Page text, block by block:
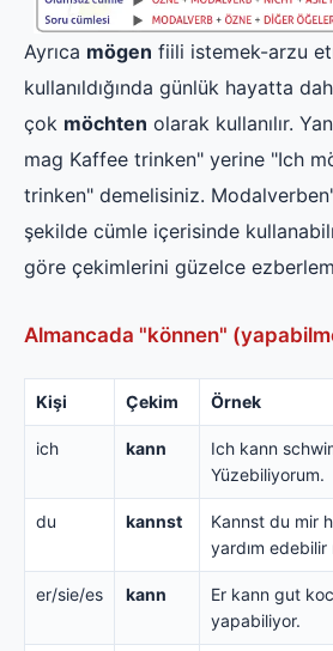
Ayrıca mögen fiili istemek-arzu
kullanıldığında günlük hayatta
çok möchten olarak kullanılır.
mag Kaffee trinken" yerine "Ich
trinken" demelisiniz.
şekilde cümle içerisinde
göre çekimlerini güzelce
Almancada "können"
Kişi Çekim Örnek
ich kann
Ich kann
Yüzebiliyorum.
du kannst
Kannst du mir
yardım edebilir
er/sie/es kann
Er kann gut
yapabiliyor.